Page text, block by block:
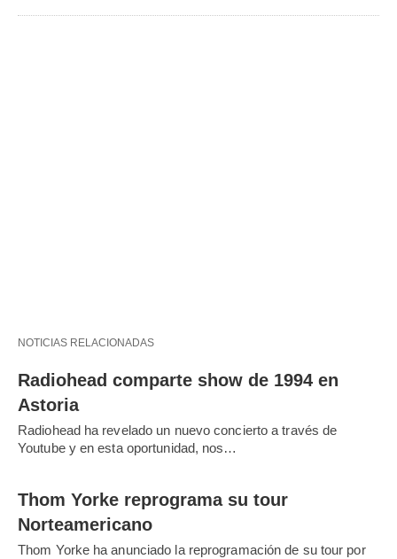
NOTICIAS RELACIONADAS
Radiohead comparte show de 1994 en
Astoria
Radiohead ha revelado un nuevo concierto a través de
Youtube y en esta oportunidad, nos…
Thom Yorke reprograma su tour
Norteamericano
Thom Yorke ha anunciado la reprogramación de su tour por